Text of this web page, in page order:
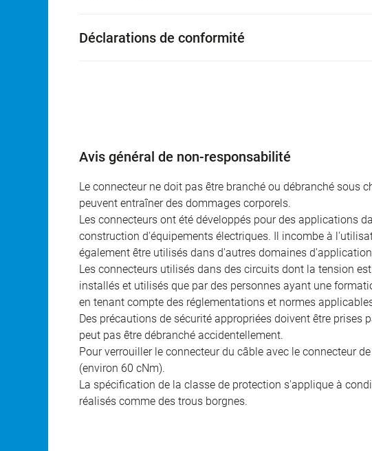
Déclarations de conformité
Avis général de non-responsabilité
Le connecteur ne doit pas être branché ou débranché sous
peuvent entraîner des dommages corporels.
Les connecteurs ont été développés pour des applications
construction d'équipements électriques. Il incombe à
également être utilisés dans d'autres domaines
Les connecteurs utilisés dans des circuits dont la tension
installés et utilisés que par des personnes ayant une
en tenant compte des réglementations et normes
Des précautions de sécurité appropriées doivent être prises
peut pas être débranché accidentellement.
Pour verrouiller le connecteur du câble avec le connecteur
(environ 60 cNm).
La spécification de la classe de protection s'applique à
réalisés comme des trous borgnes.